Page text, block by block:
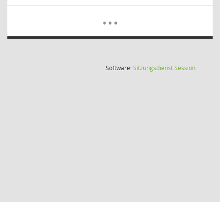
…Mehr
Software:SitzungsdienstSession(Wird in